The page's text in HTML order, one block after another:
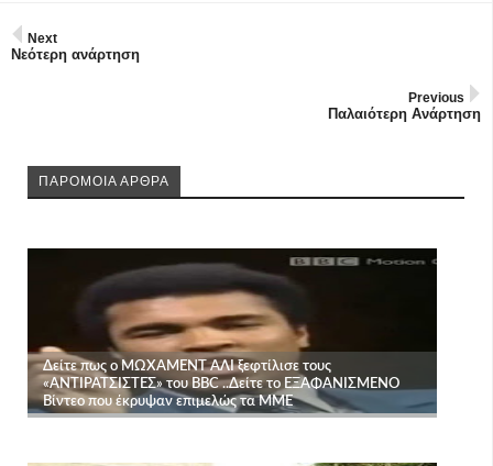
Next
Νεότερη ανάρτηση
Previous
Παλαιότερη Ανάρτηση
ΠΑΡΟΜΟΙΑ ΑΡΘΡΑ